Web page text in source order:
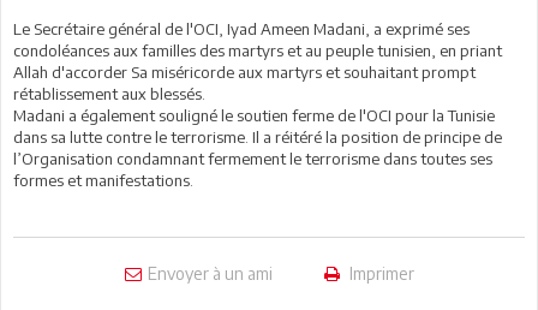
Le Secrétaire général de l'OCI, Iyad Ameen Madani, a exprimé ses
condoléances aux familles des martyrs et au peuple tunisien, en priant
Allah d'accorder Sa miséricorde aux martyrs et souhaitant prompt
rétablissement aux blessés.
Madani a également souligné le soutien ferme de l'OCI pour la Tunisie
dans sa lutte contre le terrorisme. Il a réitéré la position de principe de
l’Organisation condamnant fermement le terrorisme dans toutes ses
formes et manifestations.
Envoyer à un ami Imprimer